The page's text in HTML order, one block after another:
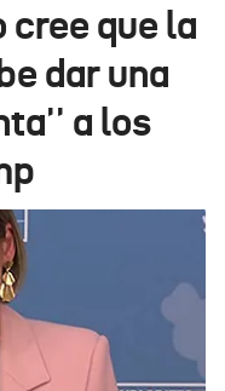
cree que la
dar una
a los